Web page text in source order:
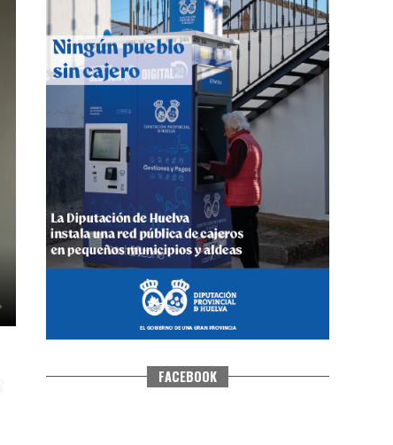
·Huelvatv
QUINTA CORRIDA DE LAS FIESTAS
COLOMBINAS 2026
hace 5 días· Huelvatv
FACEBOOK